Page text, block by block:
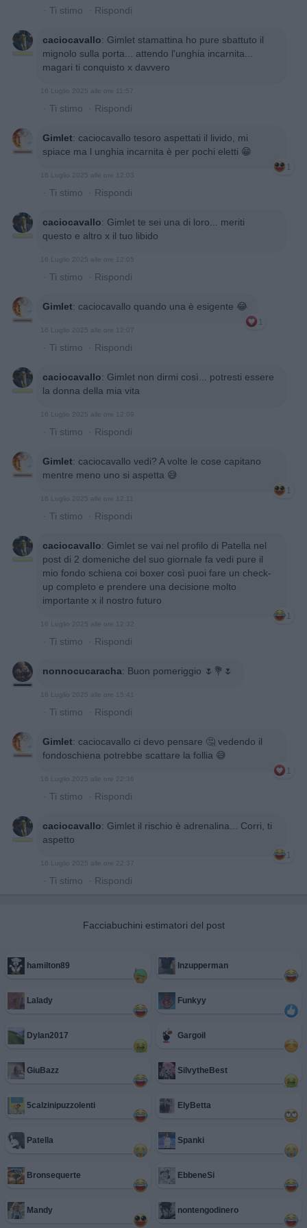
· Ti stimo · Rispondi
caciocavallo: Gimlet stamattina ho pure sbattuto il
mignolo sulla porta... attendo l'unghia incarnita...
magari ti conquisto x davvero
16 Luglio 2025 alle ore 11:57
· Ti stimo · Rispondi
Gimlet: caciocavallo tesoro aspettati il livido, mi
spiace ma l unghia incarnita è per pochi eletti 😁
1
· Ti stimo · Rispondi
caciocavallo: Gimlet te sei una di loro... meriti
questo e altro x il tuo libido
· Ti stimo · Rispondi
Gimlet: caciocavallo quando una è esigente 😂
1
16 Luglio 2025 alle ore 12:07
· Ti stimo · Rispondi
caciocavallo: Gimlet non dirmi così... potresti essere
la donna della mia vita
16 Luglio 2025 alle ore 12:09
· Ti stimo · Rispondi
Gimlet: caciocavallo vedi? A volte le cose capitano
mentre meno uno si aspetta 😅
1
· Ti stimo · Rispondi
caciocavallo: Gimlet se vai nel profilo di Patella nel
post di 2 domeniche del suo giornale fa vedi pure il
mio fondo schiena coi boxer così puoi fare un check-
up completo e prendere una decisione molto
importante x il nostro futuro
1
· Ti stimo · Rispondi
nonnocucaracha: Buon pomeriggio 🌷💐🌷
· Ti stimo · Rispondi
Gimlet: caciocavallo ci devo pensare 🤔 vedendo il
fondoschiena potrebbe scattare la follia 😅
1
· Ti stimo · Rispondi
caciocavallo: Gimlet il rischio è adrenalina... Corri, ti
aspetto
1
16 Luglio 2025 alle ore 22:37
· Ti stimo · Rispondi
Facciabuchini estimatori del post
hamilton89 Inzupperman
Lalady Funkyy
Dylan2017 Gargoil
GiuBazz SilvytheBest
5calzinipuzzolenti ElyBetta
Patella Spanki
Bronsequerte EbbeneSi
Mandy nontengodinero